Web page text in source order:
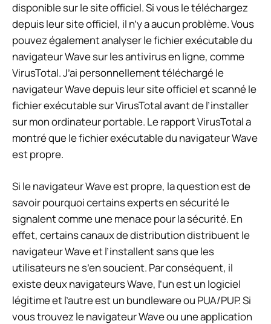
disponible sur le site officiel. Si vous le téléchargez
depuis leur site officiel, il n’y a aucun problème. Vous
pouvez également analyser le fichier exécutable du
navigateur Wave sur les antivirus en ligne, comme
VirusTotal. J’ai personnellement téléchargé le
navigateur Wave depuis leur site officiel et scanné le
fichier exécutable sur VirusTotal avant de l’installer
sur mon ordinateur portable. Le rapport VirusTotal a
montré que le fichier exécutable du navigateur Wave
est propre.
Si le navigateur Wave est propre, la question est de
savoir pourquoi certains experts en sécurité le
signalent comme une menace pour la sécurité. En
effet, certains canaux de distribution distribuent le
navigateur Wave et l’installent sans que les
utilisateurs ne s’en soucient. Par conséquent, il
existe deux navigateurs Wave, l’un est un logiciel
légitime et l’autre est un bundleware ou PUA/PUP. Si
vous trouvez le navigateur Wave ou une application